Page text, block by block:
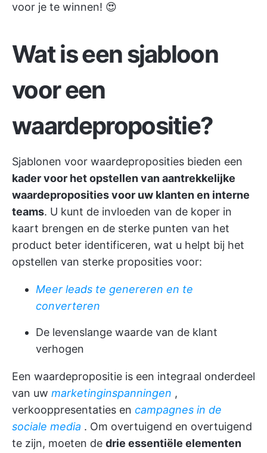
voor je te winnen! 😍
Wat is een sjabloon
voor een
waardepropositie?
Sjablonen voor waardeproposities bieden een
kader voor het opstellen van aantrekkelijke
waardeproposities voor uw klanten en interne
teams. U kunt de invloeden van de koper in
kaart brengen en de sterke punten van het
product beter identificeren, wat u helpt bij het
opstellen van sterke proposities voor:
Meer leads te genereren en te
converteren
De levenslange waarde van de klant
verhogen
Een waardepropositie is een integraal onderdeel
van uw marketinginspanningen ,
verkooppresentaties en campagnes in de
sociale media . Om overtuigend en overtuigend
te zijn, moeten de drie essentiële elementen